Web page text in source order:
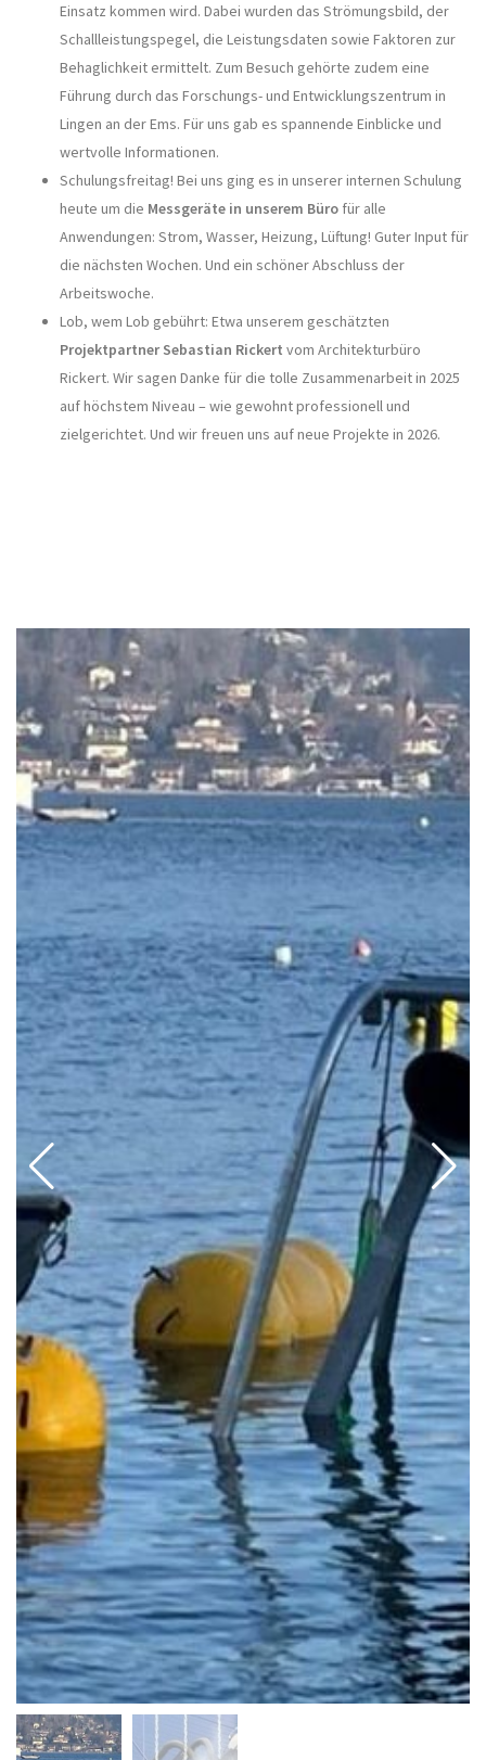
Einsatz kommen wird. Dabei wurden das Strömungsbild, der
Schallleistungspegel, die Leistungsdaten sowie Faktoren zur
Behaglichkeit ermittelt. Zum Besuch gehörte zudem eine
Führung durch das Forschungs- und Entwicklungszentrum in
Lingen an der Ems. Für uns gab es spannende Einblicke und
wertvolle Informationen.
Schulungsfreitag! Bei uns ging es in unserer internen Schulung
heute um die Messgeräte in unserem Büro für alle
Anwendungen: Strom, Wasser, Heizung, Lüftung! Guter Input für
die nächsten Wochen. Und ein schöner Abschluss der
Arbeitswoche.
Lob, wem Lob gebührt: Etwa unserem geschätzten
Projektpartner Sebastian Rickert vom Architekturbüro
Rickert. Wir sagen Danke für die tolle Zusammenarbeit in 2025
auf höchstem Niveau – wie gewohnt professionell und
zielgerichtet. Und wir freuen uns auf neue Projekte in 2026.